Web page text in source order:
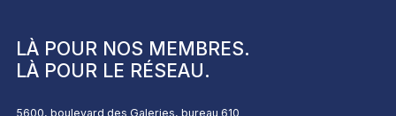
LÀ POUR NOS MEMBRES.
LÀ POUR LE RÉSEAU.
5600, boulevard des Galeries, bureau 610